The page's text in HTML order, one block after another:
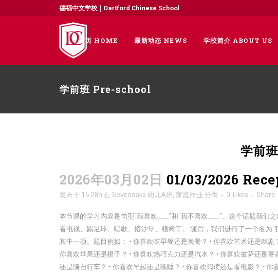
德福中文学校｜Dartford Chinese School
首页 HOME 最新动态 NEWS 学校简介 ABOUT US
学前班 Pre-school
学前
2026年03月02日 01/03/2026
发布于 15:28h 在 Sevenoaks 幼儿A班, 家庭作业 分类 0 Likes Share
本节课的学习内容是句型“我喜欢____”和“我不喜欢____”。这个话题我
看电视、踢足球、唱歌、搭沙堡、植树等。 随后，我们进行了一个名为
其中一项。题目例如： • 你喜欢吃早餐还是晚餐？ • 你喜欢艺术还是戏
你喜欢苹果还是橙子？ • 你喜欢热巧克力还是汽水？ • 你喜欢披萨还是
还是骑自行车？ • 你喜欢早起还是晚睡？ • 你喜欢阅读还是看电影？ •